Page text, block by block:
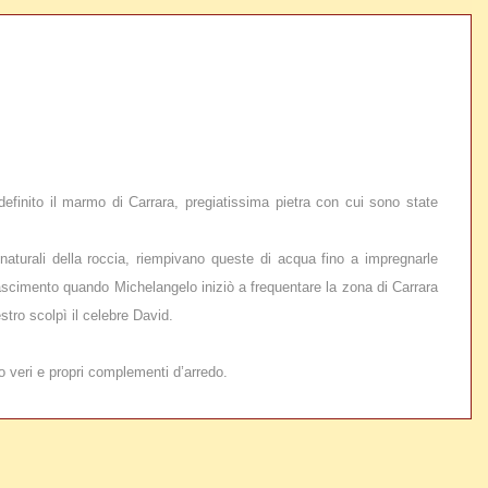
il marmo di Carrara, pregiatissima pietra con cui sono state
della roccia, riempivano queste di acqua fino a impregnarle
quando Michelangelo iniziò a frequentare la zona di Carrara
scolpì il celebre David.
e propri complementi d’arredo.